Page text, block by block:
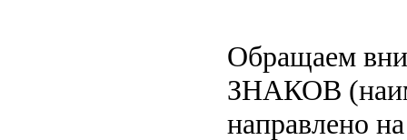
Обращаем
ЗНАКОВ
направлено